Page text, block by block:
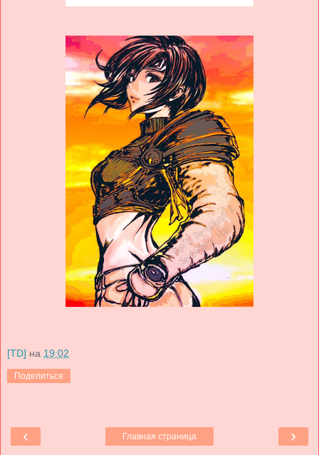
[TD] на 19:02
Поделиться
‹ ›
Главная страница